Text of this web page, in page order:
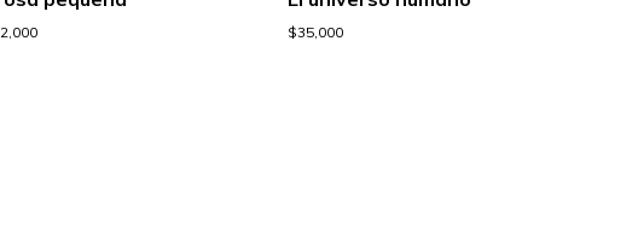
$35,000